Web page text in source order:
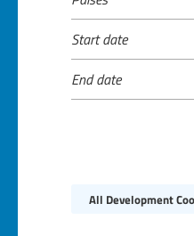
Start date
End date
All Development